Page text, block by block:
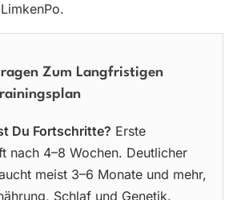
Zum Langfristigen
Du Fortschritte? Erste
nach 4–8 Wochen. Deutlicher
meist 3–6 Monate und mehr,
Schlaf und Genetik.